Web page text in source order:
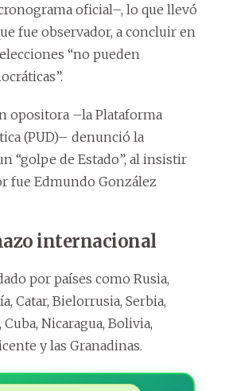
oficial–, lo que llevó
fue observador, a concluir en
“no pueden
opositora –la Plataforma
(PUD)– denunció la
“golpe de Estado”, al insistir
fue Edmundo González
internacional
por países como Rusia,
Catar, Bielorrusia, Serbia,
Nicaragua, Bolivia,
y las Granadinas.